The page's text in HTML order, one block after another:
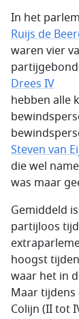
In het
Ruijs de
waren vier
Drees IV
hebben alle
Steven van
die wel
was maar
Gemiddeld
partijloos
hoogst
waar het in
Maar
Colijn (II tot